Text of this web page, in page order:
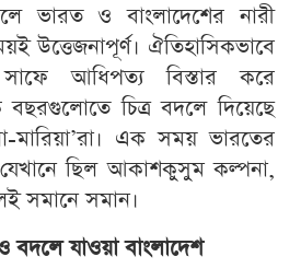
ভারত ও বাংলাদেশের নারী
উত্তেজনাপূর্ণ। ঐতিহাসিকভাবে
আধিপত্য বিস্তার করে
চিত্র বদলে দিয়েছে
মারিয়া’রা। এক সময় ভারতের
ছিল আকাশকুসুম কল্পনা,
সমানে সমান।
যাওয়া বাংলাদেশ